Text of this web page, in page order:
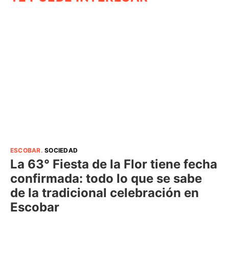
ESCOBAR.SOCIEDAD
La 63° Fiesta de la Flor tiene fecha
confirmada: todo lo que se sabe
de la tradicional celebración en
Escobar